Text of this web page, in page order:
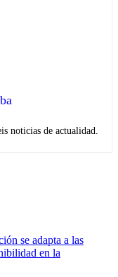
noticias de actualidad.
se adapta a las
en la